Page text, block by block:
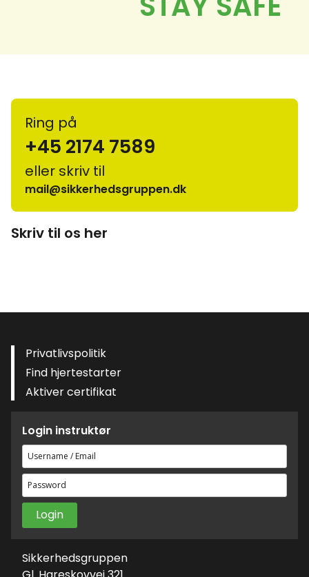
Ring på
+45 2174 7589
eller skriv til
mail@sikkerhedsgruppen.dk
Skriv til os her
Privatlivspolitik
Find hjertestarter
Aktiver certifikat
Login instruktør
Brugernavn
eller
e-
mailadresse
Adgangskode
Sikkerhedsgruppen